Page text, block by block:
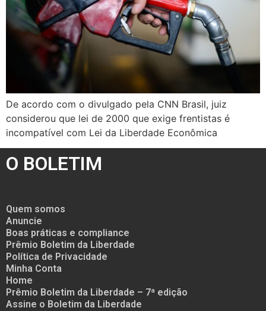
De acordo com o divulgado pela CNN Brasil, juiz
considerou que lei de 2000 que exige frentistas é
incompatível com Lei da Liberdade Econômica
O BOLETIM
Quem somos
Anuncie
Boas práticas e compliance
Prêmio Boletim da Liberdade
Política de Privacidade
Minha Conta
Home
Prêmio Boletim da Liberdade – 7ª edição
Assine o Boletim da Liberdade